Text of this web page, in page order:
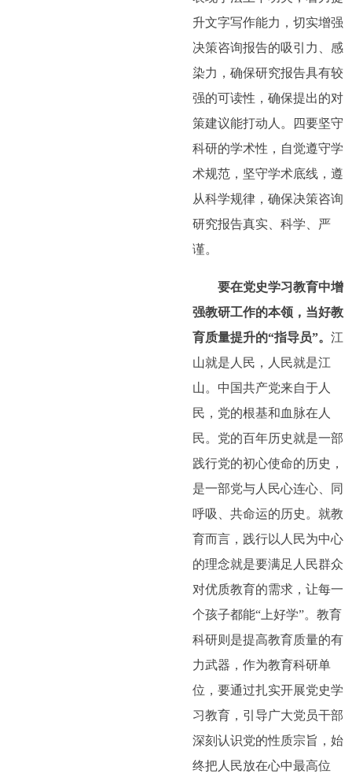
升文字写作能力，切实增强
决策咨询报告的吸引力、感
染力，确保研究报告具有较
强的可读性，确保提出的对
策建议能打动人。四要坚守
科研的学术性，自觉遵守学
术规范，坚守学术底线，遵
从科学规律，确保决策咨询
研究报告真实、科学、严
谨。
要在党史学习教育中增
强教研工作的本领，当好教
育质量提升的“指导员”。 江
山就是人民，人民就是江
山。中国共产党来自于人
民，党的根基和血脉在人
民。党的百年历史就是一部
践行党的初心使命的历史，
是一部党与人民心连心、同
呼吸、共命运的历史。就教
育而言，践行以人民为中心
的理念就是要满足人民群众
对优质教育的需求，让每一
个孩子都能“上好学”。教育
科研则是提高教育质量的有
力武器，作为教育科研单
位，要通过扎实开展党史学
习教育，引导广大党员干部
深刻认识党的性质宗旨，始
终把人民放在心中最高位